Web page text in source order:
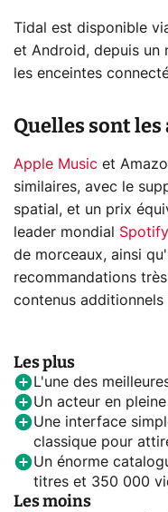
Tidal est disponible
et Android, depuis un
les enceintes
Quelles sont
Apple Music et
similaires, avec le
spatial, et un prix
leader mondial Spotify
de morceaux, ainsi
recommandations
contenus
Les plus
L'une des
Un acteur en
Une interface
classique pour
Un énorme
titres et 350 000
Les moins